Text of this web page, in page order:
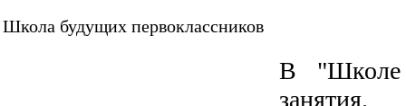
Школа будущих первоклассников
В "Школе